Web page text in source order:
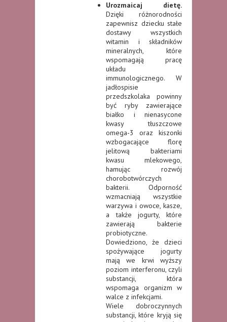
Urozmaicaj dietę.
Dzięki różnorodności
zapewnisz dziecku stałe
dostawy wszystkich
witamin i składników
mineralnych, które
wspomagają pracę
układu
immunologicznego. W
jadłospisie
przedszkolaka powinny
być ryby zawierające
białko i nienasycone
kwasy tłuszczowe
omega-3 oraz kiszonki
wzbogacające florę
jelitową bakteriami
kwasu mlekowego,
hamując rozwój
chorobotwórczych
bakterii. Odporność
wzmacniają wszystkie
warzywa i owoce, kasze,
a także jogurty, które
zawierają bakterie
probiotyczne.
Dowiedziono, że dzieci
spożywające jogurty
mają we krwi wyższy
poziom interferonu, czyli
substancji, która
wspomaga organizm w
walce z infekcjami.
Wiele dobroczynnych
substancji, które kryją się